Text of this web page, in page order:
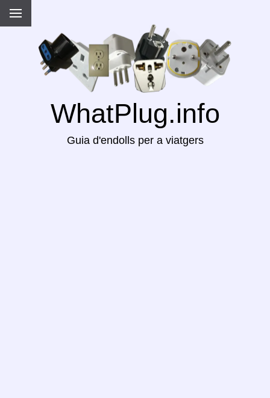
WhatPlug.info
Guia d'endolls per a viatgers